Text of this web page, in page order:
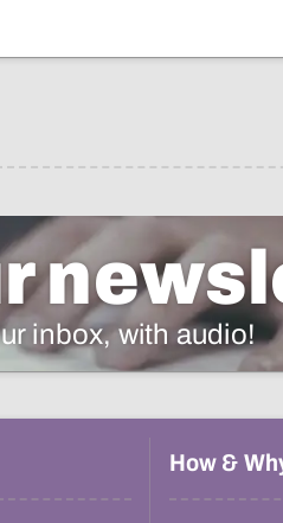
inbox, with audio!
How &